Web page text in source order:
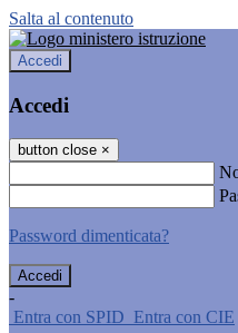
Salta al contenuto
Accedi
Accedi
button close ×
Password dimenticata?
-
Entra con SPID Entra con CIE